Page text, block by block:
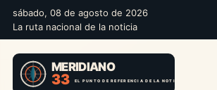
sábado, 08 de agosto de 2026
La ruta nacional de la noticia